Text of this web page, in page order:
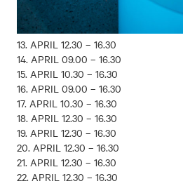
13. APRIL 12.30 – 16.30
14. APRIL 09.00 – 16.30
15. APRIL 10.30 – 16.30
16. APRIL 09.00 – 16.30
17. APRIL 10.30 – 16.30
18. APRIL 12.30 – 16.30
19. APRIL 12.30 – 16.30
20. APRIL 12.30 – 16.30
21. APRIL 12.30 – 16.30
22. APRIL 12.30 – 16.30